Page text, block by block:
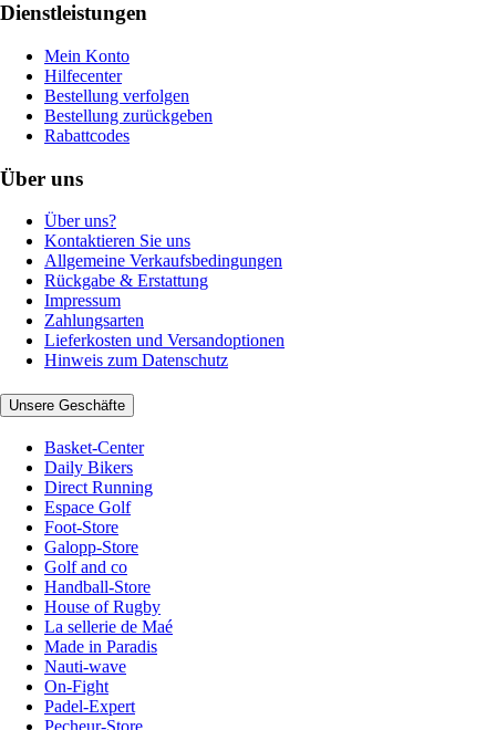
Dienstleistungen
Mein Konto
Hilfecenter
Bestellung verfolgen
Bestellung zurückgeben
Rabattcodes
Über uns
Über uns?
Kontaktieren Sie uns
Allgemeine Verkaufsbedingungen
Rückgabe & Erstattung
Impressum
Zahlungsarten
Lieferkosten und Versandoptionen
Hinweis zum Datenschutz
Unsere Geschäfte
Basket-Center
Daily Bikers
Direct Running
Espace Golf
Foot-Store
Galopp-Store
Golf and co
Handball-Store
House of Rugby
La sellerie de Maé
Made in Paradis
Nauti-wave
On-Fight
Padel-Expert
Pecheur-Store